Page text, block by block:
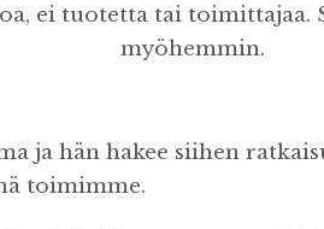
ei tuotetta tai toimittajaa.
myöhemmin.
ja hän hakee siihen
toimimme.